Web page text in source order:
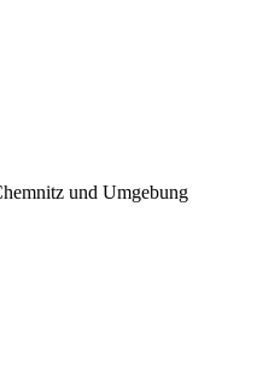
und Umgebung